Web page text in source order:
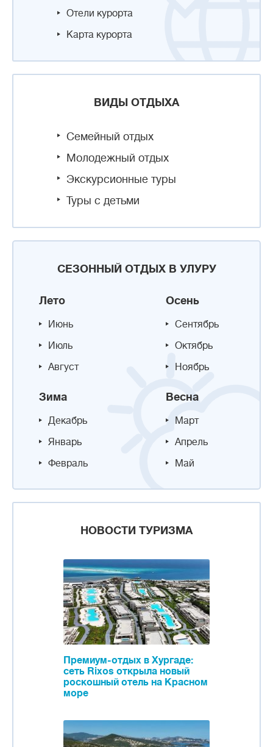
Отели курорта
Карта курорта
ВИДЫ ОТДЫХА
Семейный отдых
Молодежный отдых
Экскурсионные туры
Туры с детьми
СЕЗОННЫЙ ОТДЫХ В УЛУРУ
Лето
Июнь
Июль
Август
Осень
Сентябрь
Октябрь
Ноябрь
Зима
Декабрь
Январь
Февраль
Весна
Март
Апрель
Май
НОВОСТИ ТУРИЗМА
Премиум-отдых в Хургаде:
сеть Rixos открыла новый
роскошный отель на Красном
море